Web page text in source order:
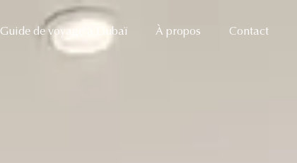
Guide de voyage à Dubaï À propos Contact